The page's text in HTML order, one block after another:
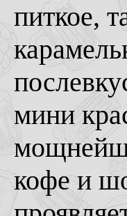
питкое,
мини
кофе и